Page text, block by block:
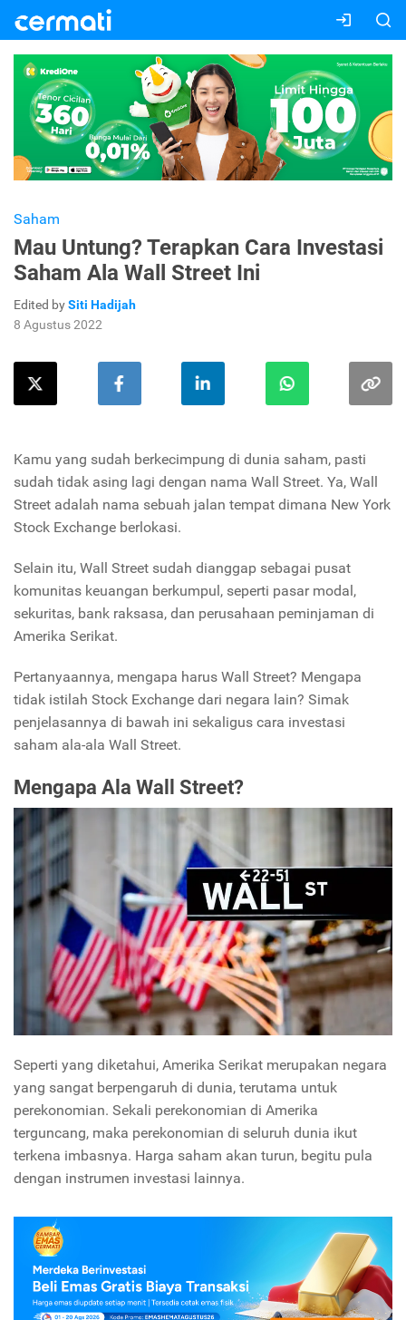
Saham
Mau Untung? Terapkan Cara Investasi
Saham Ala Wall Street Ini
Edited bySiti Hadijah
8 Agustus 2022
Kamu yang sudah berkecimpung di dunia saham, pasti
sudah tidak asing lagi dengan nama Wall Street. Ya, Wall
Street adalah nama sebuah jalan tempat dimana New York
Stock Exchange berlokasi.
Selain itu, Wall Street sudah dianggap sebagai pusat
komunitas keuangan berkumpul, seperti pasar modal,
sekuritas, bank raksasa, dan perusahaan peminjaman di
Amerika Serikat.
Pertanyaannya, mengapa harus Wall Street? Mengapa
tidak istilah Stock Exchange dari negara lain? Simak
penjelasannya di bawah ini sekaligus cara investasi
saham ala-ala Wall Street.
Mengapa Ala Wall Street?
Seperti yang diketahui, Amerika Serikat merupakan negara
yang sangat berpengaruh di dunia, terutama untuk
perekonomian. Sekali perekonomian di Amerika
terguncang, maka perekonomian di seluruh dunia ikut
terkena imbasnya. Harga saham akan turun, begitu pula
dengan instrumen investasi lainnya.